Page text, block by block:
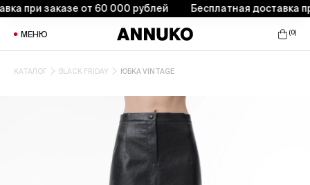
при заказе от 60 000 рублей Бесплатная доставка
МЕНЮ (0)
КАТАЛОГ BLACK FRIDAY ЮБКА VINTAGE